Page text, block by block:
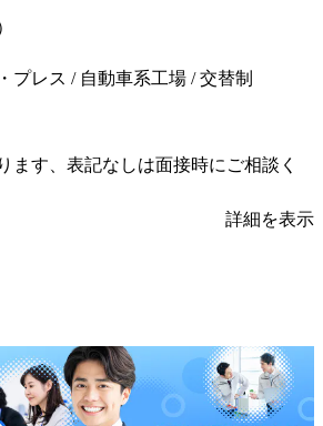
プレス / 自動車系工場 / 交替制
ます、表記なしは面接時にご相談く
詳細を表示